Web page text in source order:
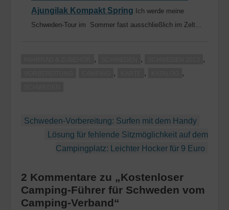
Ajungilak Kompakt Spring Ich werde meine
Schweden-Tour im Sommer fast ausschließlich im Zelt...
, , ,
, , ,
Beitragsnavigation
Schweden-Vorbereitung: Surfen mit dem Handy
Lösung für fehlende Sitzmöglichkeit auf dem
Campingplatz: Leichter Hocker für 9 Euro
2 Kommentare zu „Kostenloser
Camping-Führer für Schweden vom
Camping-Verband“